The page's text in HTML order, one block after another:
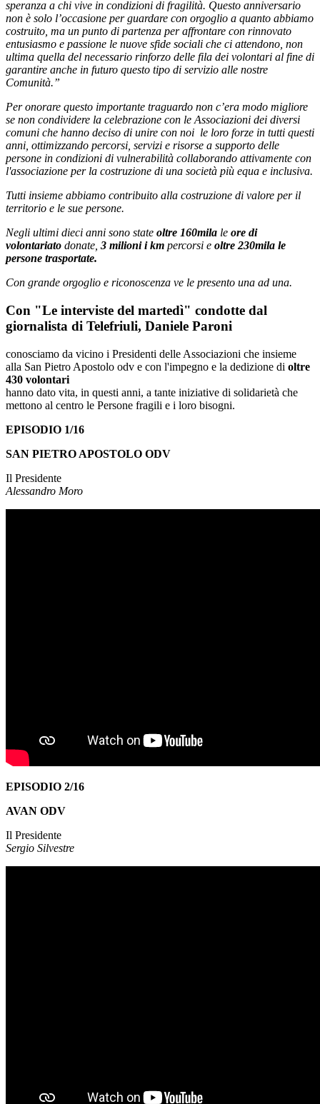
speranza a chi vive in condizioni di fragilità. Questo anniversario
non è solo l’occasione per guardare con orgoglio a quanto abbiamo
costruito, ma un punto di partenza per affrontare con rinnovato
entusiasmo e passione le nuove sfide sociali che ci attendono, non
ultima quella del necessario rinforzo delle fila dei volontari al fine di
garantire anche in futuro questo tipo di servizio alle nostre
Comunità.”
Per onorare questo importante traguardo non c’era modo migliore
se non condividere la celebrazione con le Associazioni dei diversi
comuni che hanno deciso di unire con noi le loro forze in tutti questi
anni, ottimizzando percorsi, servizi e risorse a supporto delle
persone in condizioni di vulnerabilità collaborando attivamente con
l'associazione per la costruzione di una società più equa e inclusiva.
Tutti insieme abbiamo contribuito alla costruzione di valore per il
territorio e le sue persone.
Negli ultimi dieci anni sono state oltre 160mila le ore di
volontariato donate, 3 milioni i km percorsi e oltre 230mila le
persone trasportate.
Con grande orgoglio e riconoscenza ve le presento una ad una.
Con "Le interviste del martedì" condotte dal
giornalista di Telefriuli, Daniele Paroni
conosciamo da vicino i Presidenti delle Associazioni che insieme
alla San Pietro Apostolo odv e con l'impegno e la dedizione di oltre
430 volontari
hanno dato vita, in questi anni, a tante iniziative di solidarietà che
mettono al centro le Persone fragili e i loro bisogni.
EPISODIO 1/16
SAN PIETRO APOSTOLO ODV
Il Presidente
Alessandro Moro
EPISODIO 2/16
AVAN ODV
Il Presidente
Sergio Silvestre